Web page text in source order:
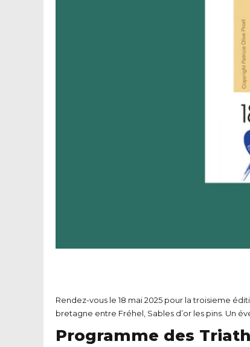
Rendez-vous le 18 mai 2025 pour la troisieme
bretagne entre Fréhel, Sables d’or les pins. Un
Programme des